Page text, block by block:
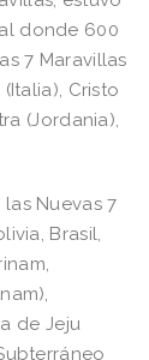
donde 600
7 Maravillas
Cristo
(Jordania),
Nuevas 7
Brasil,
de Jeju